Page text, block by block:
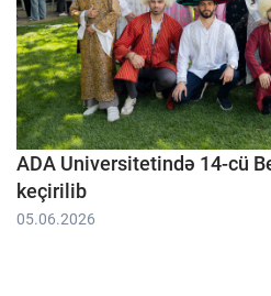
ADA Universitetində 14-cü
keçirilib
05.06.2026